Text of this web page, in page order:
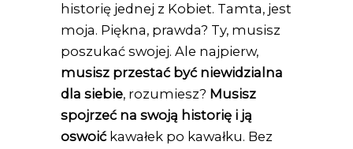
historię jednej z Kobiet. Tamta, jest
moja. Piękna, prawda? Ty, musisz
poszukać swojej. Ale najpierw,
musisz przestać być niewidzialna
dla siebie, rozumiesz? Musisz
spojrzeć na swoją historię i ją
oswoićkawałek po kawałku. Bez